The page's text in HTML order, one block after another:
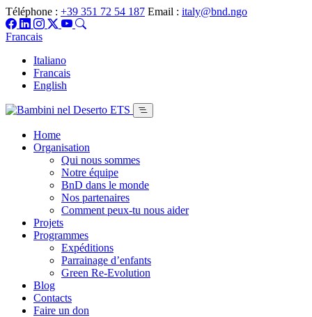
Téléphone : +39 351 72 54 187 Email : italy@bnd.ngo
Francais
Italiano
Francais
English
Home
Organisation
Qui nous sommes
Notre équipe
BnD dans le monde
Nos partenaires
Comment peux-tu nous aider
Projets
Programmes
Expéditions
Parrainage d’enfants
Green Re-Evolution
Blog
Contacts
Faire un don